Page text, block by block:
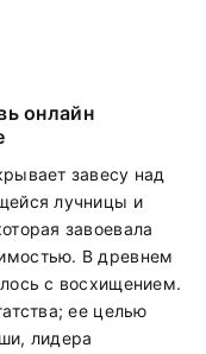
онлайн
завесу над
лучницы и
завоевала
В древнем
с восхищением.
ее целью
лидера